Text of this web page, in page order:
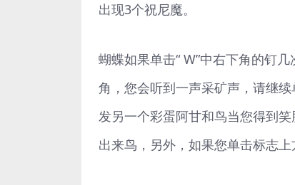
出现3个祝尼魔。
蝴蝶如果单击“ W”中右下角的钉
角，您会听到一声采矿声，请继
发另一个彩蛋阿甘和鸟当您得到
出来鸟，另外，如果您单击标志